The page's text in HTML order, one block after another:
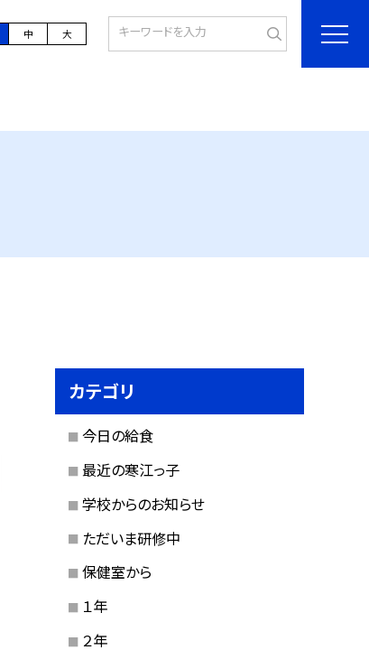
中 大
カテゴリ
今日の給食
最近の寒江っ子
学校からのお知らせ
ただいま研修中
保健室から
１年
２年